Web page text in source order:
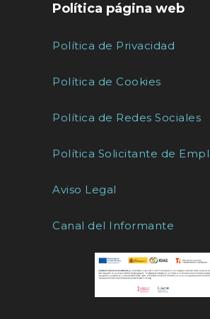
Política página web
Política de Privacidad
Política de Cookies
Política de Redes Sociales
Política Solicitante de
Aviso Legal
Canal del Informante